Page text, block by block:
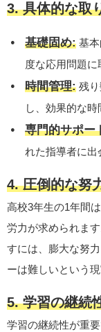
3. 具体的な取
基礎固め: 基
度な応用問題に
時間管理: 残
し、効果的な時
専門的サポー
れた指導者に出
4. 圧倒的な努
高校3年生の1年間
労力が求められま
すには、膨大な努
ーは難しいという
5. 学習の継続
学習の継続性が重